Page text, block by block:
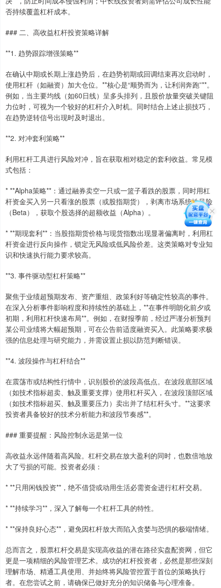
否持续覆盖杠杆成本。
### 二、高收益杠杆投资策略详解
**1. 趋势跟踪增强策略**
在确认中期或长期上涨趋势后，在趋势初期或回调结束再次启动时，
使用杠杆（如融资）加大仓位。**核心是“顺势而为，让利润奔跑”**。
例如，当主要均线（如60日线）呈多头排列，且股价放量突破关键阻
力位时，可视为一个较好的杠杆介入时机。同时结合上述止损技巧，
在趋势逆转信号出现时及时退出。
**2. 对冲套利策略**
利用杠杆工具进行风险对冲，旨在获取相对稳定的套利收益。常见模
式包括：
* **Alpha策略**：通过融券卖空一只或一篮子看跌的股票，同时用杠
杆资金买入另一只看涨的股票（或股指期货），剥离市场系统性风险
（Beta），获取个股选择的超额收益（Alpha）。
* **期现套利**：当股指期货价格与现货指数出现显著偏离时，利用杠
杆资金进行反向操作，锁定无风险或低风险价差。这类策略对专业知
识和快速执行能力要求较高。
**3. 事件驱动型杠杆策略**
聚焦于业绩超预期发布、资产重组、政策利好等确定性较高的事件。
在深入分析事件影响程度和持续性的基础上，**在事件明朗化前夕或
初期，利用杠杆快速布局**。例如，在财报季前，经过严谨分析预判
某公司业绩将大幅超预期，可在公告前适度融资买入。此策略要求极
强的信息处理与研究能力，并需设置止损以防范判断错误。
**4. 波段操作与杠杆结合**
在震荡市或结构性行情中，识别股价的波段高低点。在波段底部区域
（如技术指标超卖、触及重要支撑）使用杠杆买入，在波段顶部区域
（如技术指标超买、触及重要压力）卖出并了结杠杆头寸。**这要求
投资者具备较好的技术分析能力和波段节奏感**。
### 重要提醒：风险控制永远是第一位
高收益永远伴随着高风险。杠杆交易在放大盈利的同时，也数倍地放
大了亏损的可能。投资者必须：
* **只用闲钱投资**，绝不借贷或动用生活必需资金进行杠杆交易。
* **持续学习**，深入了解每一个杠杆工具的特性。
* **保持良好心态**，避免因杠杆放大而陷入贪婪与恐惧的极端情绪。
总而言之，股票杠杆交易是实现高收益的潜在路径实盘配资网，但它
更是一项精细的风险管理艺术。成功的杠杆投资者，必然是那些深刻
理解市场、精通工具使用、并始终将风险管控置于首位的策略执行
者。在您尝试之前，请确保已做好充分的知识储备与心理准备。